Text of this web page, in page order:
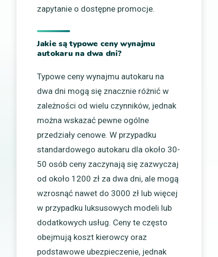
zapytanie o dostępne promocje.
Jakie są typowe ceny wynajmu
autokaru na dwa dni?
Typowe ceny wynajmu autokaru na
dwa dni mogą się znacznie różnić w
zależności od wielu czynników, jednak
można wskazać pewne ogólne
przedziały cenowe. W przypadku
standardowego autokaru dla około 30-
50 osób ceny zaczynają się zazwyczaj
od około 1200 zł za dwa dni, ale mogą
wzrosnąć nawet do 3000 zł lub więcej
w przypadku luksusowych modeli lub
dodatkowych usług. Ceny te często
obejmują koszt kierowcy oraz
podstawowe ubezpieczenie, jednak